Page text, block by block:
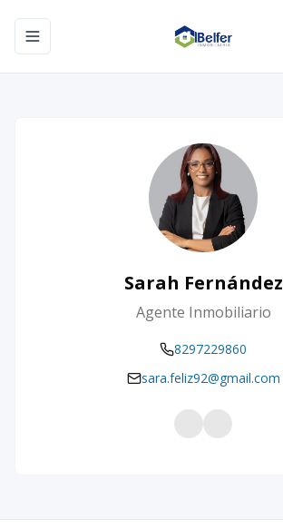
Toggle navigation menu
Sarah Fernández
Agente Inmobiliario
8297229860
sara.feliz92@gmail.com